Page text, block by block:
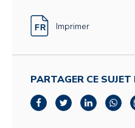
Imprimer
PARTAGER CE